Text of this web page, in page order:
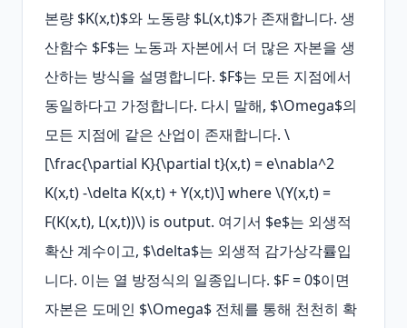
본량 $K(x,t)$와 노동량 $L(x,t)$가 존재합니다. 생
산함수 $F$는 노동과 자본에서 더 많은 자본을 생
산하는 방식을 설명합니다. $F$는 모든 지점에서
동일하다고 가정합니다. 다시 말해, $\Omega$의
모든 지점에 같은 산업이 존재합니다. \
[\frac{\partial K}{\partial t}(x,t) = e\nabla^2
K(x,t) -\delta K(x,t) + Y(x,t)\] where \(Y(x,t) =
F(K(x,t), L(x,t))\) is output. 여기서 $e$는 외생적
확산 계수이고, $\delta$는 외생적 감가상각률입
니다. 이는 열 방정식의 일종입니다. $F = 0$이면
자본은 도메인 $\Omega$ 전체를 통해 천천히 확